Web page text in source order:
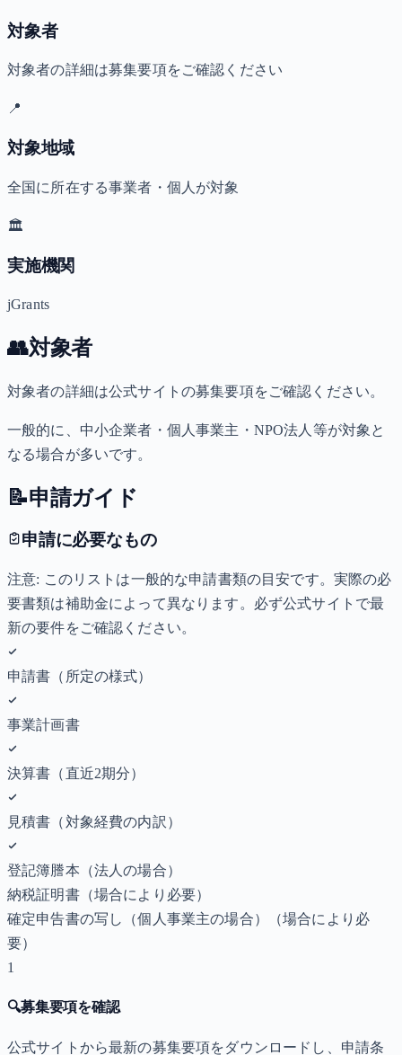
対象者
対象者の詳細は募集要項をご確認ください
📍
対象地域
全国に所在する事業者・個人が対象
🏛️
実施機関
jGrants
👥対象者
対象者の詳細は公式サイトの募集要項をご確認ください。
一般的に、中小企業者・個人事業主・NPO法人等が対象と
なる場合が多いです。
📝申請ガイド
申請に必要なもの
注意: このリストは一般的な申請書類の目安です。実際の必
要書類は補助金によって異なります。必ず公式サイトで最
新の要件をご確認ください。
申請書（所定の様式）
事業計画書
決算書（直近2期分）
見積書（対象経費の内訳）
登記簿謄本（法人の場合）
納税証明書（場合により必要）
確定申告書の写し（個人事業主の場合）
（場合により必
要）
1
🔍募集要項を確認
公式サイトから最新の募集要項をダウンロードし、申請条